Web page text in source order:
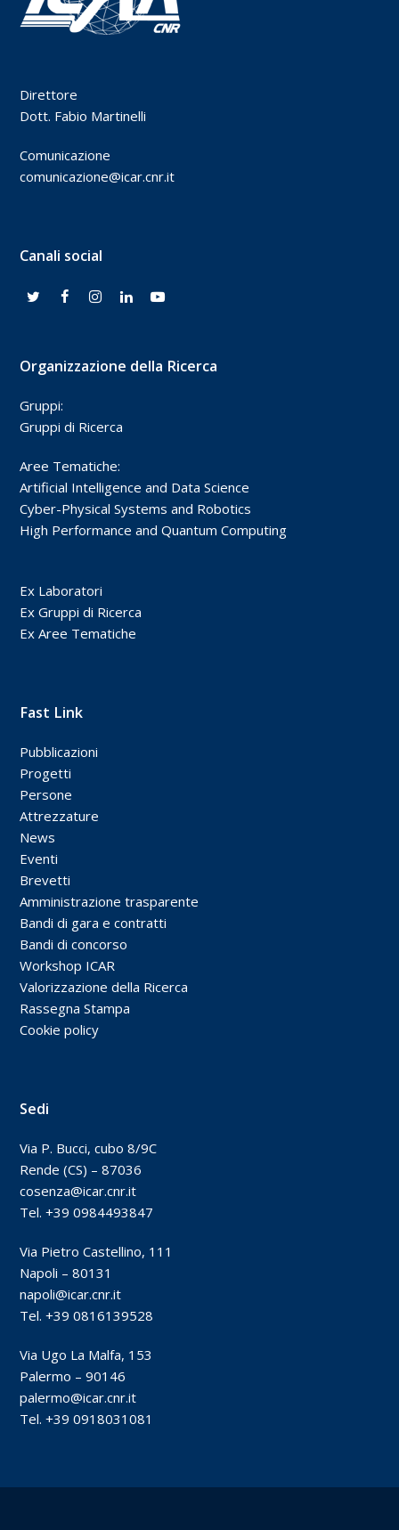
Direttore
Dott. Fabio Martinelli
Comunicazione
comunicazione@icar.cnr.it
Canali social
Organizzazione della Ricerca
Gruppi:
Gruppi di Ricerca
Aree Tematiche:
Artificial Intelligence and Data Science
Cyber-Physical Systems and Robotics
High Performance and Quantum Computing
Ex Laboratori
Ex Gruppi di Ricerca
Ex Aree Tematiche
Fast Link
Pubblicazioni
Progetti
Persone
Attrezzature
News
Eventi
Brevetti
Amministrazione trasparente
Bandi di gara e contratti
Bandi di concorso
Workshop ICAR
Valorizzazione della Ricerca
Rassegna Stampa
Cookie policy
Sedi
Via P. Bucci, cubo 8/9C
Rende (CS) – 87036
cosenza@icar.cnr.it
Tel. +39 0984493847
Via Pietro Castellino, 111
Napoli – 80131
napoli@icar.cnr.it
Tel. +39 0816139528
Via Ugo La Malfa, 153
Palermo – 90146
palermo@icar.cnr.it
Tel. +39 0918031081